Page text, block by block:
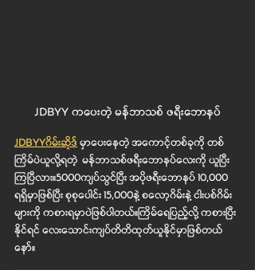
JDBYY ကပေးတဲ့ မန်ဘာသစ် ဖရီးဘောနပ်
JDBYYဂိမ်းဆိုဒ် မှာပေးနေတဲ့ အကောင့်တစ်ခုကို တစ်
ကြိမ်ပဲယူလို့ရတဲ့  မန်ဘာသစ်ဖရီးဘောနပ်လေးကို ယူပြီး
ကြပြီလား။5000ကျပ်သွင်ပြီး အပိုဖရီးဘောနပ် 10,000
ရရှိမှာဖြစ်ပြီး စုစုပေါင်း 15,000နဲ့ စလော့ဂိမ်းနဲ့ ငါးပစ်ဂိမ်း
များကို ကစားရမှာပဲဖြစ်ပါတယ်။ကြိမ်ရေပြည့်လို့ ကစားပြီး
နိုင်ရင် လေးသောင်းကျပ်တိတိထုတ်ယူနိုင်မှာဖြစ်တယ်
နော်။